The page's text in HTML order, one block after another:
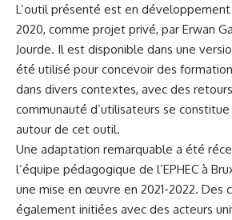
L’outil présenté est en développement
2020, comme projet privé, par Erwan
Jourde. Il est disponible dans une
été utilisé pour concevoir des
dans divers contextes, avec des
communauté d’utilisateurs se
autour de cet outil.
Une adaptation remarquable a été
l’équipe pédagogique de l’EPHEC à
une mise en œuvre en 2021-2022. Des
également initiées avec des acteurs